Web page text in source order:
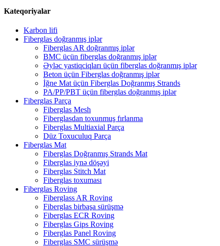
Kateqoriyalar
Karbon lifi
Fiberglas doğranmış iplər
Fiberglas AR doğranmış iplər
BMC üçün fiberglas doğranmış iplər
Əyləc yastiqciqları üçün fiberglas doğranmış iplər
Beton üçün Fiberglas doğranmış iplər
İğne Mat üçün Fiberglas Doğranmış Strands
PA/PP/PBT üçün fiberglas doğranmış iplər
Fiberglas Parça
Fiberglas Mesh
Fiberglasdan toxunmuş fırlanma
Fiberglas Multiaxial Parça
Düz Toxuculuq Parça
Fiberglas Mat
Fiberglas Doğranmış Strands Mat
Fiberglas iynə döşəyi
Fiberglas Stitch Mat
Fiberglas toxuması
Fiberglas Roving
Fiberglass AR Roving
Fiberglas birbaşa sürüşmə
Fiberglas ECR Roving
Fiberglas Gips Roving
Fiberglas Panel Roving
Fiberglas SMC sürüşmə